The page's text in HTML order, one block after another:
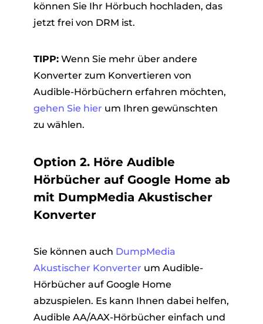
können Sie Ihr Hörbuch hochladen, das
jetzt frei von DRM ist.
TIPP:Wenn Sie mehr über andere
Konverter zum Konvertieren von
Audible-Hörbüchern erfahren möchten,
gehen Sie hier um Ihren gewünschten
zu wählen.
Option 2. Höre Audible
Hörbücher auf Google Home ab
mit DumpMedia Akustischer
Konverter
Sie können auch DumpMedia
Akustischer Konverter um Audible-
Hörbücher auf Google Home
abzuspielen. Es kann Ihnen dabei helfen,
Audible AA/AAX-Hörbücher einfach und